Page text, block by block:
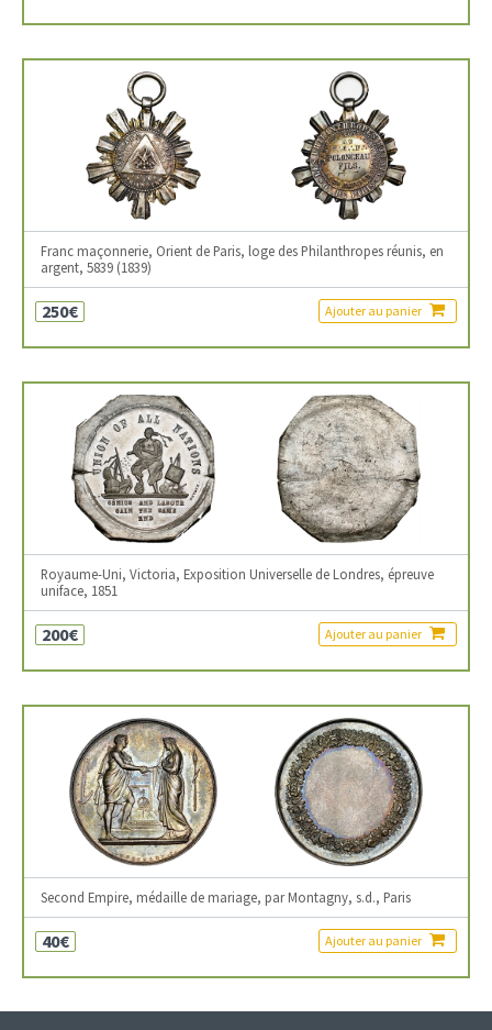
Franc maçonnerie, Orient de Paris, loge des Philanthropes réunis, en
argent, 5839 (1839)
250€ Ajouter au panier
Royaume-Uni, Victoria, Exposition Universelle de Londres, épreuve
uniface, 1851
200€ Ajouter au panier
Second Empire, médaille de mariage, par Montagny, s.d., Paris
40€ Ajouter au panier